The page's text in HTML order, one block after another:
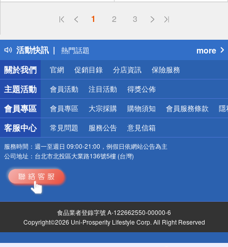
1 2 3
活動快訊
偏遠地區配送
得獎公告
熱門話題
銀行優惠
偏遠地區配送
詐騙網頁！請小心！
more
關於我們
官網 促銷目錄 分店資訊 保險服務
主題活動 會員活動 注目活動 得獎公佈
會員專區 會員專區 大宗採購 購物須知 會員服務條款 隱
客服中心 常見問題 服務公告 意見信箱
服務時間： 週一至週日 09:00-21:00，例假日依網站公告為主
公司地址： 台北市北投區大業路136號5樓 (台灣)
食品業者登錄字號 A-122662550-00000-6
Copyright©2026 Uni-Prosperity Lifestyle Corp. All Right Reserved